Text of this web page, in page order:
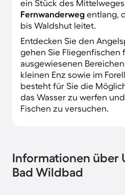
ein Stück des
Fernwanderweg entlang,
bis Waldshut leitet.
Entdecken Sie den
gehen Sie Fliegenfischen
ausgewiesenen
kleinen Enz sowie im
besteht für Sie die
das Wasser zu werfen
Fischen zu versuchen.
Informationen über
Bad Wildbad